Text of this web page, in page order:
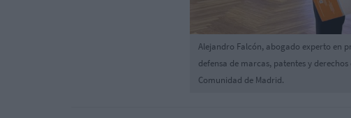
Alejandro Falcón, abogado experto en
defensa de marcas, patentes y
Comunidad de Madrid.